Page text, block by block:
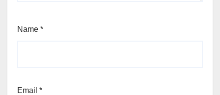
Name *
Email *